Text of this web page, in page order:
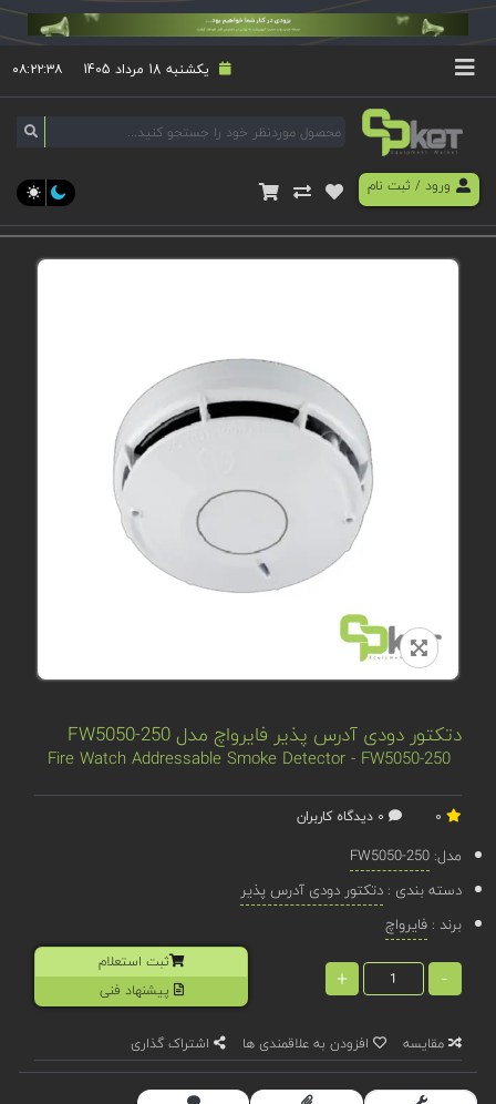
یکشنبه 18 مرداد 1405 ۰۸:۲۲:۳۸
ورود/ ثبت نام
دتکتور دودی آدرس پذیر فایرواچ مدل FW5050-250
Fire Watch Addressable Smoke Detector - FW5050-250
مدل:FW5050-250
دسته بندی :دتکتور دودی آدرس پذیر
برند :فایرواچ
-
+
ثبت استعلام
پیشنهاد فنی
مقایسه افزودن به علاقمندی ها اشتراک گذاری